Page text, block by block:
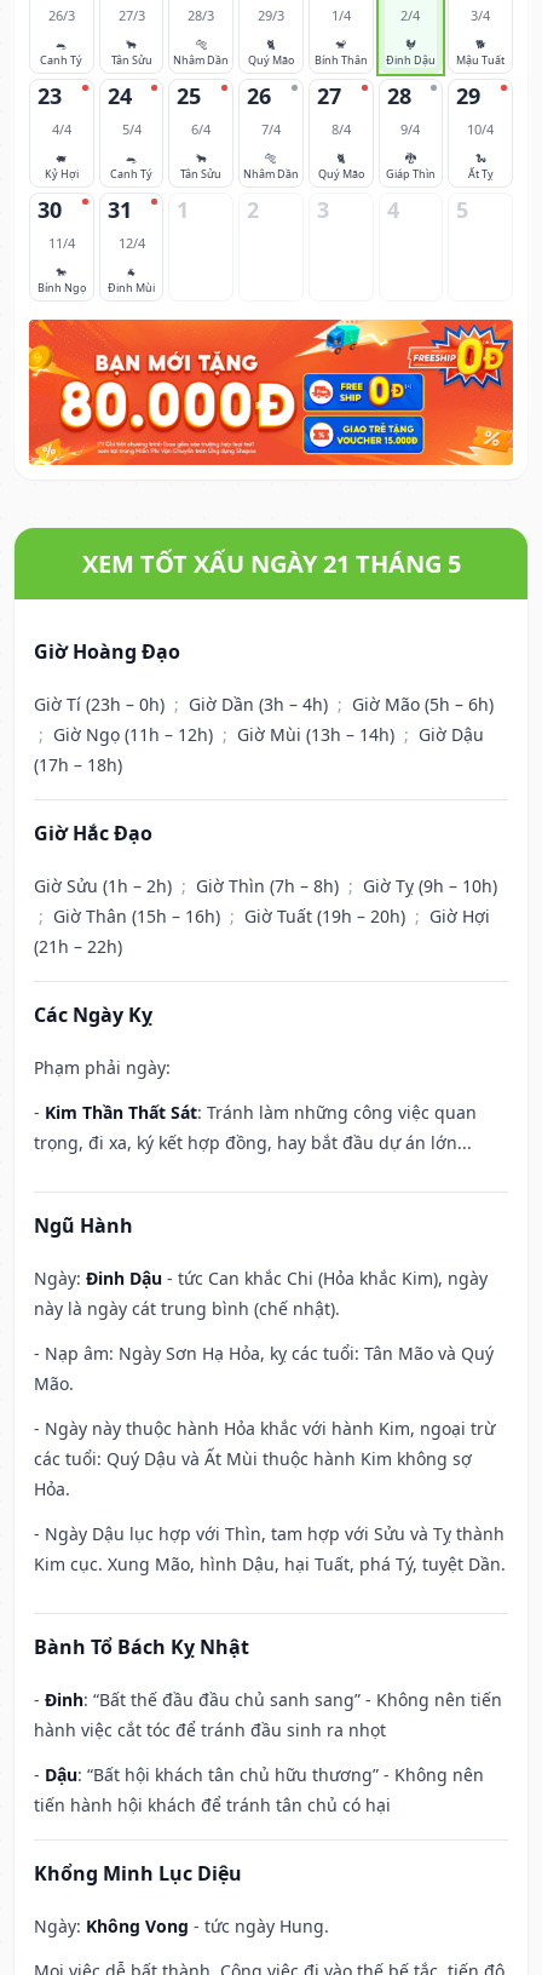
26/3
🐀
Canh Tý
27/3
🐂
Tân Sửu
28/3
🐅
Nhâm Dần
29/3
🐈
Quý Mão
1/4
🐒
Bính Thân
2/4
🐓
Đinh Dậu
3/4
🐕
Mậu Tuất
23
4/4
🐖
Kỷ Hợi
24
5/4
🐀
Canh Tý
25
6/4
🐂
Tân Sửu
26
7/4
🐅
Nhâm Dần
27
8/4
🐈
Quý Mão
28
9/4
🐉
Giáp Thìn
29
10/4
🐍
Ất Tỵ
30
11/4
🐎
Bính Ngọ
31
12/4
🐐
Đinh Mùi
1 2 3 4 5
XEM TỐT XẤU NGÀY 21 THÁNG 5
Giờ Hoàng Đạo
Giờ Tí (23h – 0h) ; Giờ Dần (3h – 4h) ; Giờ Mão (5h – 6h)
; Giờ Ngọ (11h – 12h) ; Giờ Mùi (13h – 14h) ; Giờ Dậu
(17h – 18h)
Giờ Hắc Đạo
Giờ Sửu (1h – 2h) ; Giờ Thìn (7h – 8h) ; Giờ Tỵ (9h – 10h)
; Giờ Thân (15h – 16h) ; Giờ Tuất (19h – 20h) ; Giờ Hợi
(21h – 22h)
Các Ngày Kỵ
Phạm phải ngày:
- Kim Thần Thất Sát: Tránh làm những công việc quan
trọng, đi xa, ký kết hợp đồng, hay bắt đầu dự án lớn...
Ngũ Hành
Ngày: Đinh Dậu - tức Can khắc Chi (Hỏa khắc Kim), ngày
này là ngày cát trung bình (chế nhật).
- Nạp âm: Ngày Sơn Hạ Hỏa, kỵ các tuổi: Tân Mão và Quý
Mão.
- Ngày này thuộc hành Hỏa khắc với hành Kim, ngoại trừ
các tuổi: Quý Dậu và Ất Mùi thuộc hành Kim không sợ
Hỏa.
- Ngày Dậu lục hợp với Thìn, tam hợp với Sửu và Tỵ thành
Kim cục. Xung Mão, hình Dậu, hại Tuất, phá Tý, tuyệt Dần.
Bành Tổ Bách Kỵ Nhật
- Đinh: “Bất thế đầu đầu chủ sanh sang” - Không nên tiến
hành việc cắt tóc để tránh đầu sinh ra nhọt
- Dậu: “Bất hội khách tân chủ hữu thương” - Không nên
tiến hành hội khách để tránh tân chủ có hại
Khổng Minh Lục Diệu
Ngày: Không Vong - tức ngày Hung.